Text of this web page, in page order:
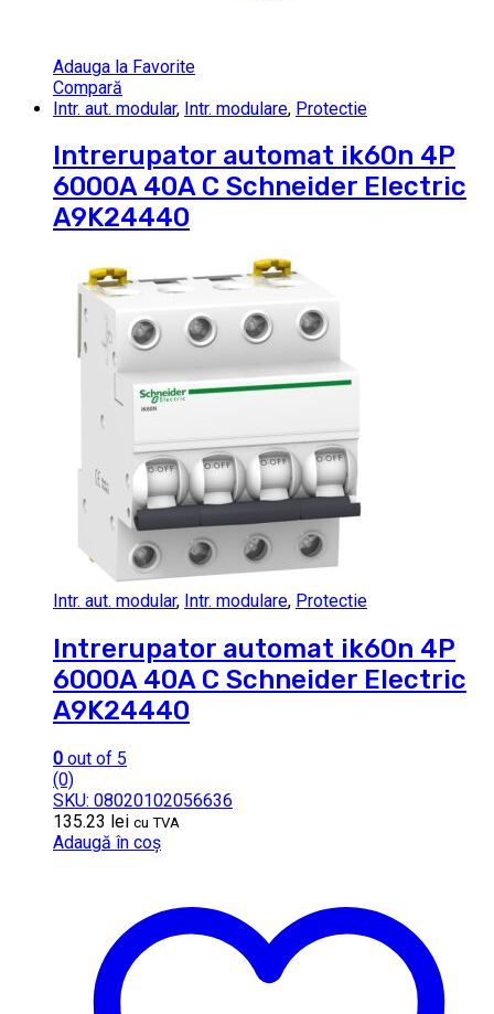
Adauga la Favorite
Compară
Intr. aut. modular, Intr. modulare, Protectie
Intrerupator automat ik60n 4P
6000A 40A C Schneider Electric
A9K24440
Intr. aut. modular, Intr. modulare, Protectie
Intrerupator automat ik60n 4P
6000A 40A C Schneider Electric
A9K24440
0 out of 5
(0)
SKU: 08020102056636
135.23 lei cu TVA
Adaugă în coș